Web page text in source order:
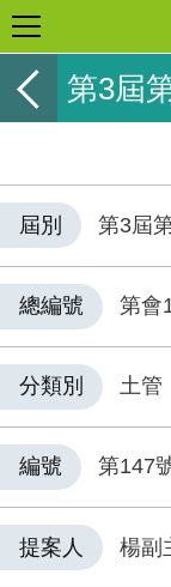
第3屆
屆別 第3屆
總編號 第會
分類別 土管
編號 第147
提案人 楊副